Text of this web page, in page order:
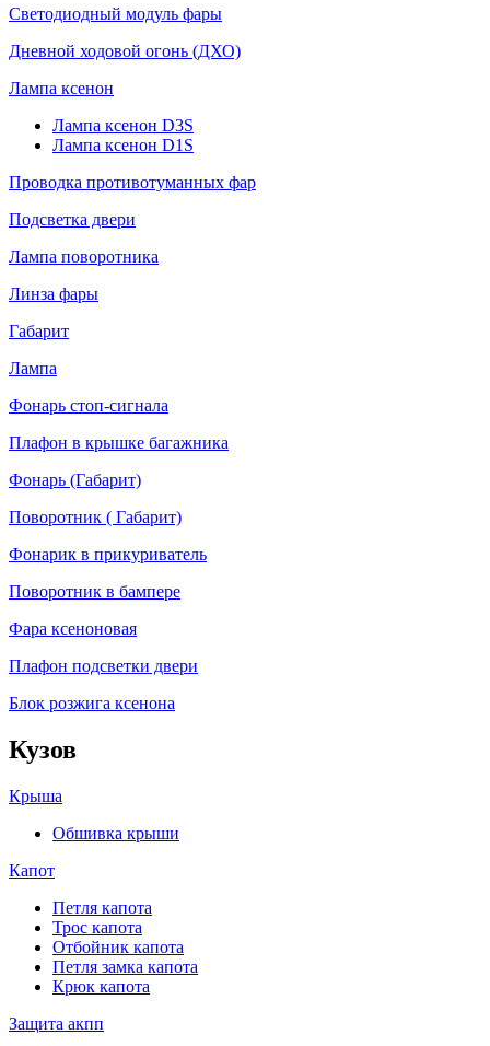
Светодиодный модуль фары
Дневной ходовой огонь (ДХО)
Лампа ксенон
Лампа ксенон D3S
Лампа ксенон D1S
Проводка противотуманных фар
Подсветка двери
Лампа поворотника
Линза фары
Габарит
Лампа
Фонарь стоп-сигнала
Плафон в крышке багажника
Фонарь (Габарит)
Поворотник ( Габарит)
Фонарик в прикуриватель
Поворотник в бампере
Фара ксеноновая
Плафон подсветки двери
Блок розжига ксенона
Кузов
Крыша
Обшивка крыши
Капот
Петля капота
Трос капота
Отбойник капота
Петля замка капота
Крюк капота
Защита акпп